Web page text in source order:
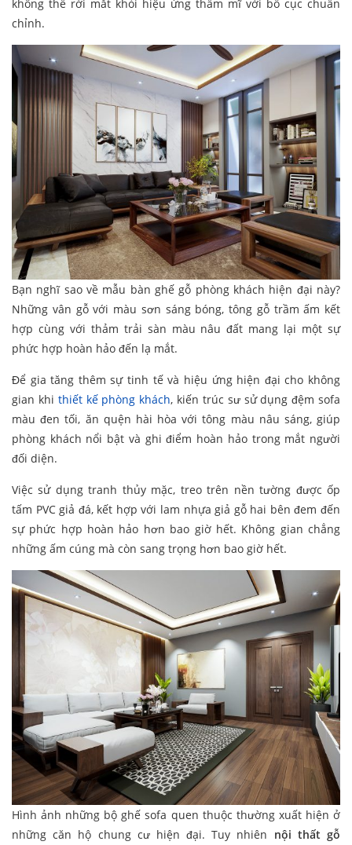
không thể rời mắt khỏi hiệu ứng thẩm mĩ với bố cục chuẩn
chỉnh.
Bạn nghĩ sao về mẫu bàn ghế gỗ phòng khách hiện đại này?
Những vân gỗ với màu sơn sáng bóng, tông gỗ trầm ấm kết
hợp cùng với thảm trải sàn màu nâu đất mang lại một sự
phức hợp hoàn hảo đến lạ mắt.
Để gia tăng thêm sự tinh tế và hiệu ứng hiện đại cho không
gian khi thiết kế phòng khách, kiến trúc sư sử dụng đệm sofa
màu đen tối, ăn quện hài hòa với tông màu nâu sáng, giúp
phòng khách nổi bật và ghi điểm hoàn hảo trong mắt người
đối diện.
Việc sử dụng tranh thủy mặc, treo trên nền tường được ốp
tấm PVC giả đá, kết hợp với lam nhựa giả gỗ hai bên đem đến
sự phức hợp hoàn hảo hơn bao giờ hết. Không gian chẳng
những ấm cúng mà còn sang trọng hơn bao giờ hết.
Hình ảnh những bộ ghế sofa quen thuộc thường xuất hiện ở
những căn hộ chung cư hiện đại. Tuy nhiên nội thất gỗ